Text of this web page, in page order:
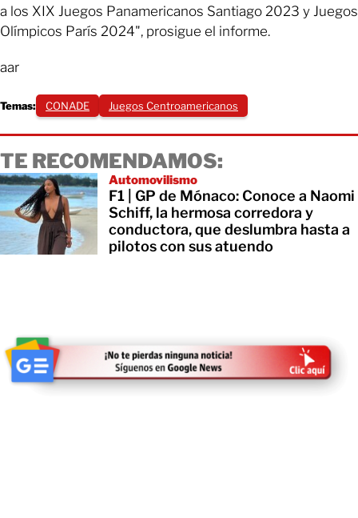
a los XIX Juegos Panamericanos Santiago 2023 y Juegos
Olímpicos París 2024", prosigue el informe.
aar
Temas: CONADE Juegos Centroamericanos
TE RECOMENDAMOS:
Automovilismo
F1 | GP de Mónaco: Conoce a Naomi
Schiff, la hermosa corredora y
conductora, que deslumbra hasta a
pilotos con sus atuendo